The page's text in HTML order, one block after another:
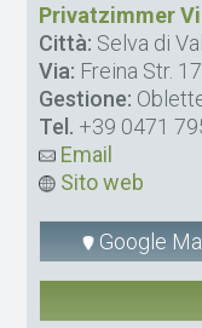
Privatzimmer
Città: Selva di
Via: Freina Str. 17
Gestione:
Tel. +39 0471
Email
Sito web
Google